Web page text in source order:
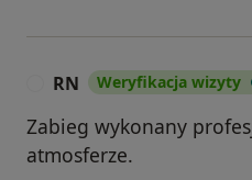
RN Weryfikacja wizyty
Zabieg wykonany
atmosferze.